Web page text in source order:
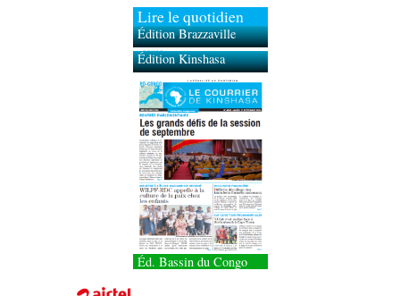
Lire le quotidien
Édition Brazzaville
Édition Kinshasa
Éd. Bassin du Congo